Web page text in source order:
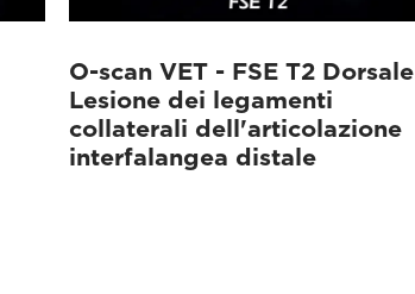
O-scan VET - FSE T2 Dorsale
Lesione dei legamenti
collaterali dell'articolazione
interfalangea distale